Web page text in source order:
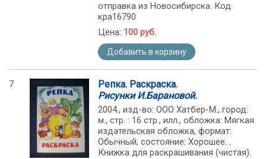
отправка из Новосибирска. Код:
кра16790
Цена: 100 руб.
Добавить в корзину
7
Репка. Раскраска.
Рисунки И.Барановой.
2004., изд-во: ООО Хатбер-М., город:
м., стр. : 16 стр., илл., обложка: Мягкая
издательская обложка, формат:
Обычный, состояние: Хорошее. .
Книжка для раскрашивания (чистая).